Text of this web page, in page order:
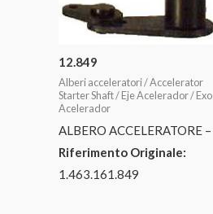
12.849
Alberi acceleratori / Accelerator
Starter Shaft / Eje Acelerador / Exo
Acelerador
ALBERO ACCELERATORE –
Riferimento Originale:
1.463.161.849